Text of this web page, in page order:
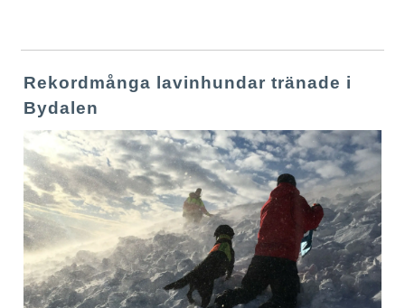
Rekordmånga lavinhundar tränade i
Bydalen